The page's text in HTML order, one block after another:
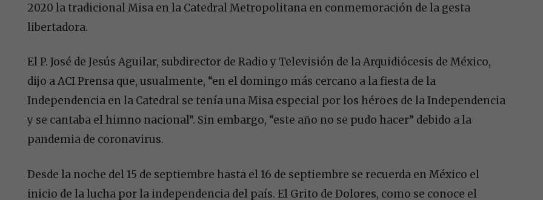
2020 la tradicional Misa en la Catedral Metropolitana en conmemoración de la gesta
libertadora.
El P. José de Jesús Aguilar, subdirector de Radio y Televisión de la Arquidiócesis de México,
dijo a ACI Prensa que, usualmente, “en el domingo más cercano a la fiesta de la
Independencia en la Catedral se tenía una Misa especial por los héroes de la Independencia
y se cantaba el himno nacional”. Sin embargo, “este año no se pudo hacer” debido a la
pandemia de coronavirus.
Desde la noche del 15 de septiembre hasta el 16 de septiembre se recuerda en México el
inicio de la lucha por la independencia del país. El Grito de Dolores, como se conoce el